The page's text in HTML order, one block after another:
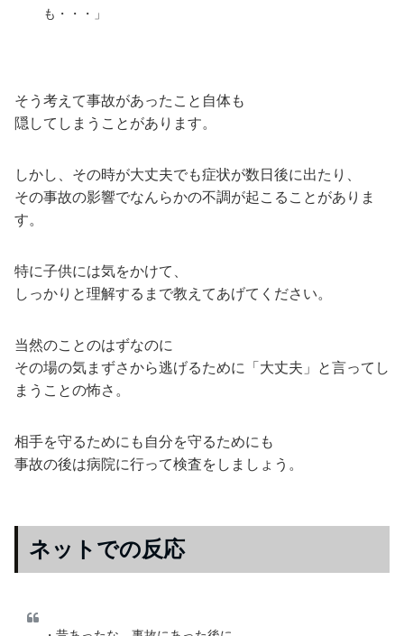
も・・・」
そう考えて事故があったこと自体も
隠してしまうことがあります。
しかし、その時が大丈夫でも症状が数日後に出たり、
その事故の影響でなんらかの不調が起こることがありま
す。
特に子供には気をかけて、
しっかりと理解するまで教えてあげてください。
当然のことのはずなのに
その場の気まずさから逃げるために「大丈夫」と言ってし
まうことの怖さ。
相手を守るためにも自分を守るためにも
事故の後は病院に行って検査をしましょう。
ネットでの反応